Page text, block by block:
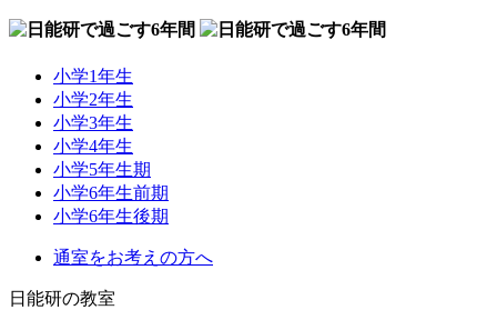
小学1年生
小学2年生
小学3年生
小学4年生
小学5年生期
小学6年生前期
小学6年生後期
通室をお考えの方へ
日能研の教室